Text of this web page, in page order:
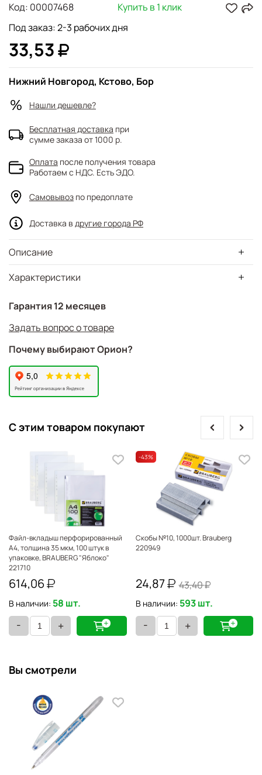
Характеристики
Описание
Гарантия 12 месяцев
Задать вопрос о товаре
Почему выбирают Орион?
Под заказ: 2-3 рабочих дня
33,53
Код: 00007468 Купить в 1 клик
Нижний Новгород, Кстово, Бор
Нашли дешевле?
Бесплатная доставка при
сумме заказа от 1000 р.
Оплата после получения товара
Работаем с НДС. Есть ЭДО.
Самовывоз по предоплате
Доставка в другие города РФ
С этим товаром покупают
Файл-вкладыш перфорированный
А4, толщина 35 мкм, 100 штук в
упаковке, BRAUBERG "Яблоко"
221710
614,06
В наличии: 58 шт.
- +
-43%
Скобы №10, 1000шт. Brauberg
220949
24,87 43,40
В наличии: 593 шт.
- +
prev next
Вы смотрели